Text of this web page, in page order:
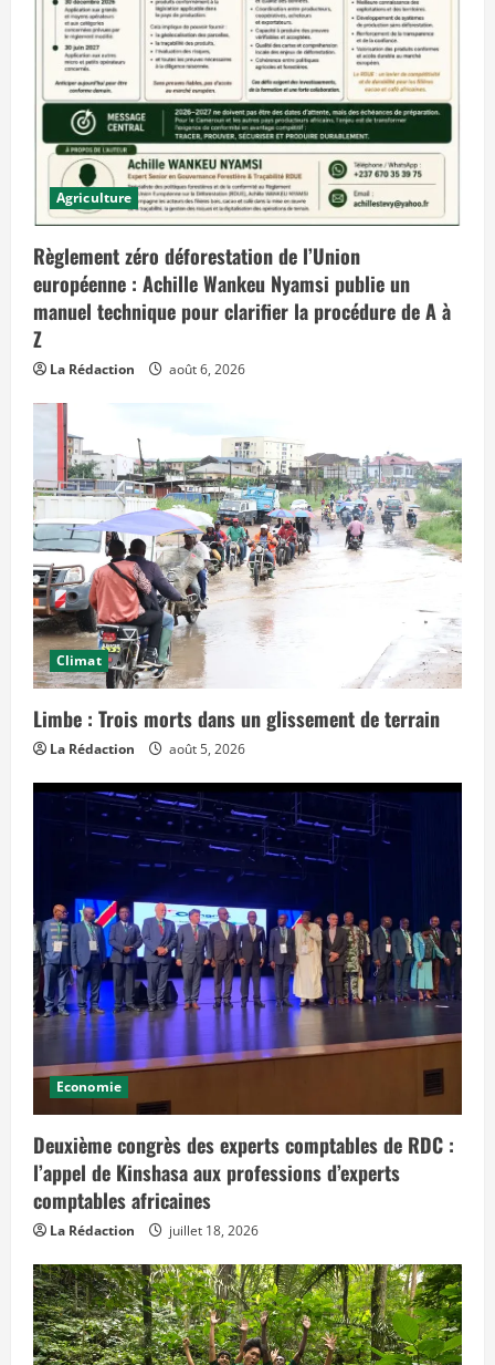
u
i
e
t
q
u
i
r
é
v
o
i
t
d
s
e
f
f
e
d
t
e
m
p
»
Agriculture
Règlement zéro déforestation de l’Union
européenne : Achille Wankeu Nyamsi publie un
manuel technique pour clarifier la procédure de A à
Z
La Rédaction août 6, 2026
Climat
Limbe : Trois morts dans un glissement de terrain
La Rédaction août 5, 2026
Economie
Deuxième congrès des experts comptables de RDC :
l’appel de Kinshasa aux professions d’experts
comptables africaines
La Rédaction juillet 18, 2026